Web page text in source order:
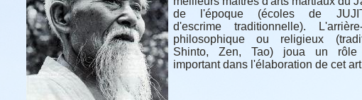
de l'époque (écoles de
d'escrime traditionnelle).
philosophique ou religieux
Shinto, Zen, Tao) joua un rôle
important dans l'élaboration de cet